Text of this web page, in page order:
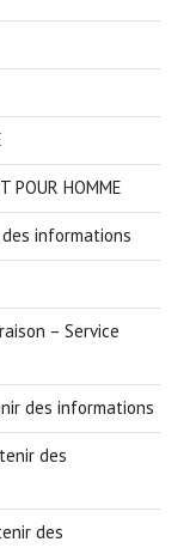
POUR HOMME
des informations
– Service
des informations
des
des